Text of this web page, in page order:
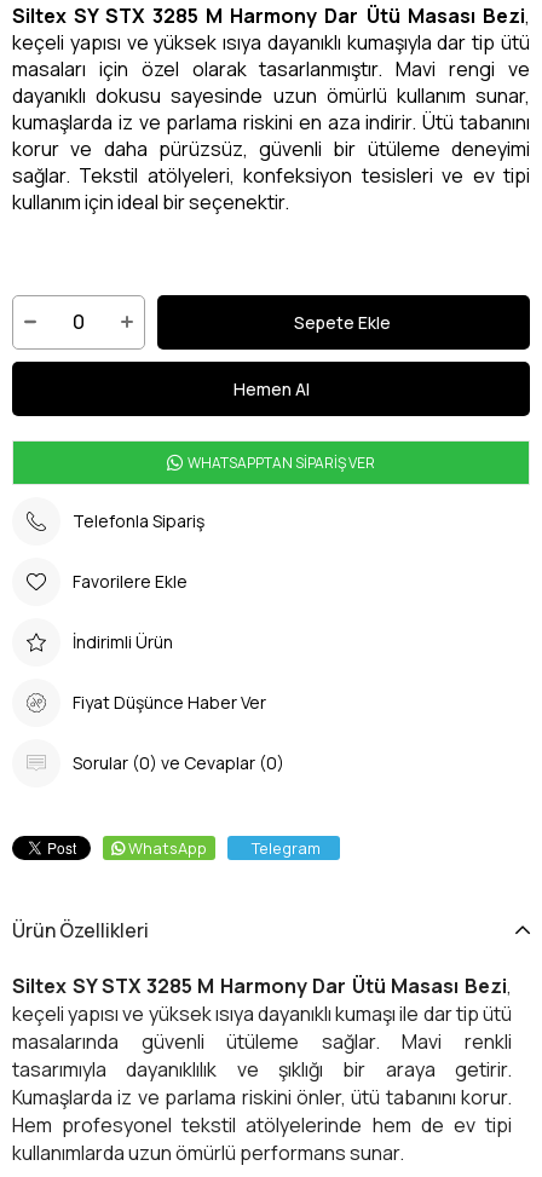
Siltex SY STX 3285 M Harmony Dar Ütü Masası Bezi,
keçeli yapısı ve yüksek ısıya dayanıklı kumaşıyla dar tip ütü
masaları için özel olarak tasarlanmıştır. Mavi rengi ve
dayanıklı dokusu sayesinde uzun ömürlü kullanım sunar,
kumaşlarda iz ve parlama riskini en aza indirir. Ütü tabanını
korur ve daha pürüzsüz, güvenli bir ütüleme deneyimi
sağlar. Tekstil atölyeleri, konfeksiyon tesisleri ve ev tipi
kullanım için ideal bir seçenektir.
WHATSAPPTAN SİPARİŞ VER
Telefonla Sipariş
Favorilere Ekle
İndirimli Ürün
Fiyat Düşünce Haber Ver
Sorular (0) ve Cevaplar (0)
WhatsApp Telegram
Ürün Özellikleri
Siltex SY STX 3285 M Harmony Dar Ütü Masası Bezi,
keçeli yapısı ve yüksek ısıya dayanıklı kumaşı ile dar tip ütü
masalarında güvenli ütüleme sağlar. Mavi renkli
tasarımıyla dayanıklılık ve şıklığı bir araya getirir.
Kumaşlarda iz ve parlama riskini önler, ütü tabanını korur.
Hem profesyonel tekstil atölyelerinde hem de ev tipi
kullanımlarda uzun ömürlü performans sunar.